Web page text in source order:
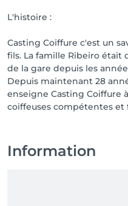
L'histoire :
Casting Coiffure c'est un
fils. La famille Ribeiro était
de la gare depuis les
Depuis maintenant 28
enseigne Casting Coiffure
coiffeuses compétentes et
Information